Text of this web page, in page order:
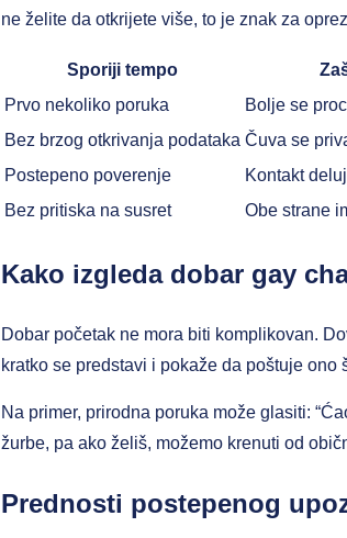
ne želite da otkrijete više, to je znak za
Sporiji tempo
Prvo nekoliko poruka
Bolje se
Bez brzog otkrivanja podataka Čuva se
Postepeno poverenje
Kontakt
Bez pritiska na susret
Obe strane
Kako izgleda dobar gay
Dobar početak ne mora biti komplikovan.
kratko se predstavi i pokaže da poštuje ono
Na primer, prirodna poruka može glasiti:
žurbe, pa ako želiš, možemo krenuti od
Prednosti postepenog